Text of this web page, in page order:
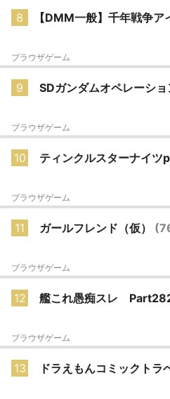
8 【DMM一般】千年戦争
ブラウザゲーム
9 SDガンダムオペレーシ
ブラウザゲーム
10 ティンクルスターナイツ
ブラウザゲーム
11 ガールフレンド（仮）
ブラウザゲーム
12 艦これ愚痴スレ
ブラウザゲーム
13 ドラえもんコミックトラ